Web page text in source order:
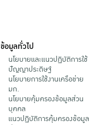
ข้อมูลทั่วไป
นโยบายและแนวปฏิบัติการใช้
ปัญญาประดิษฐ์
นโยบายการใช้งานเครือข่าย
มก.
นโยบายคุ้มครองข้อมูลส่วน
บุคคล
แนวปฏิบัติการคุ้มครองข้อมูล